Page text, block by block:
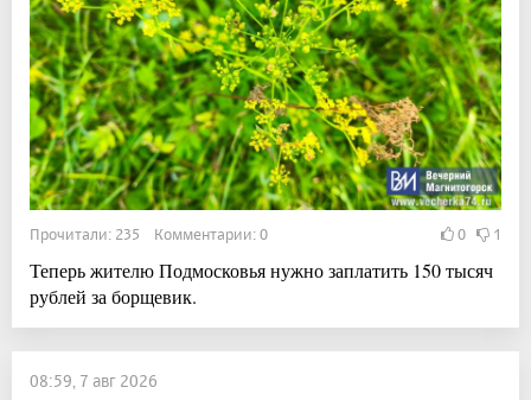
Прочитали: 235 Комментарии: 0 0 1
Теперь жителю Подмосковья нужно заплатить 150 тысяч
рублей за борщевик.
08:59, 7 авг 2026